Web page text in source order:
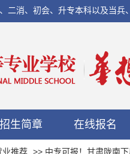
二消、初会、升专本科以及当
招生简章 在线报名
业推荐 >> 中专可报！甘肃陇南